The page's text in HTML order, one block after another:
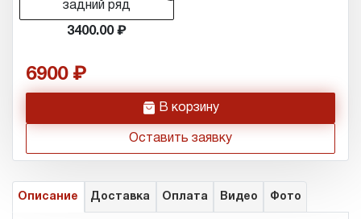
задний ряд
3400.00
6900
h В корзину
Оставить заявку
Описание Доставка Оплата Видео Фото